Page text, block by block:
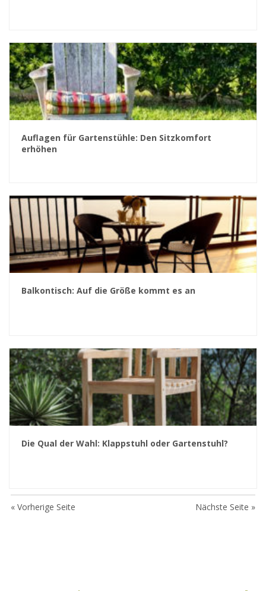
Auflagen für Gartenstühle: Den Sitzkomfort
erhöhen
Balkontisch: Auf die Größe kommt es an
Die Qual der Wahl: Klappstuhl oder Gartenstuhl?
« Vorherige Seite Nächste Seite »